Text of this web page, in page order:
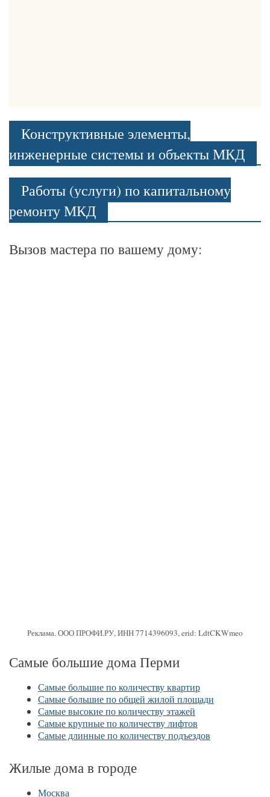
Конструктивные элементы,
инженерные системы и объекты МКД
Работы (услуги) по капитальному
ремонту МКД
Вызов мастера по вашему дому:
Реклама. ООО ПРОФИ.РУ, ИНН 7714396093, erid: LdtCKWmeo
Самые большие дома Перми
Самые большие по количеству квартир
Самые большие по общей жилой площади
Самые высокие по количеству этажей
Самые крупные по количеству лифтов
Самые длинные по количеству подъездов
Жилые дома в городе
Москва